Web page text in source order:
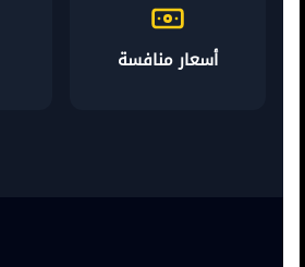
أسعار منافسة